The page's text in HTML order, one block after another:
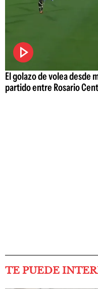
El golazo de volea desde
partido entre Rosario
TE PUEDE